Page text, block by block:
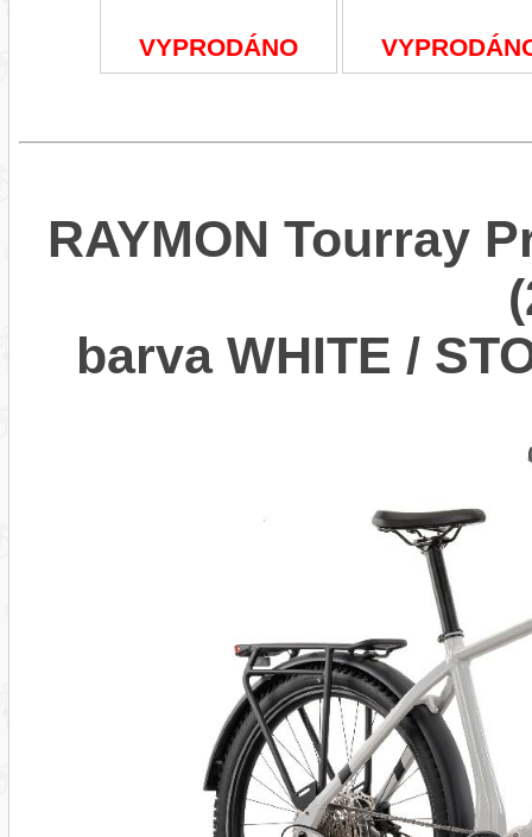
VYPRODÁNO
RAYMON Tourray
barva WHITE /